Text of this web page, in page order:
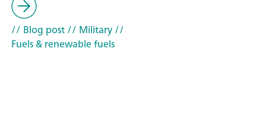
// Blog post// Military//
Fuels & renewable fuels